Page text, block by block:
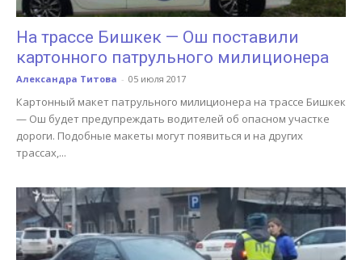
На трассе Бишкек — Ош поставили
картонного патрульного милиционера
Александра Титова - 05 июля 2017
Картонный макет патрульного милиционера на трассе Бишкек
— Ош будет предупреждать водителей об опасном участке
дороги. Подобные макеты могут появиться и на других
трассах,...